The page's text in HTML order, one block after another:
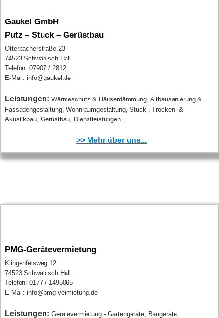
Gaukel GmbH
Putz – Stuck – Gerüstbau
Otterbacherstraße 23
74523 Schwäbisch Hall
Telefon: 07907 / 2812
E-Mail: info@gaukel.de
Leistungen: Wärmeschutz & Häuserdämmung, Altbausanierung &
Fassadengestaltung, Wohnraumgestaltung, Stuck-, Trocken- &
Akustikbau, Gerüstbau, Dienstleistungen...
>> Mehr über uns...
PMG-Gerätevermietung
Klingenfelsweg 12
74523 Schwäbisch Hall
Telefon: 0177 / 1495065
E-Mail: info@pmg-vermietung.de
Leistungen: Gerätevermietung - Gartengeräte, Baugeräte,